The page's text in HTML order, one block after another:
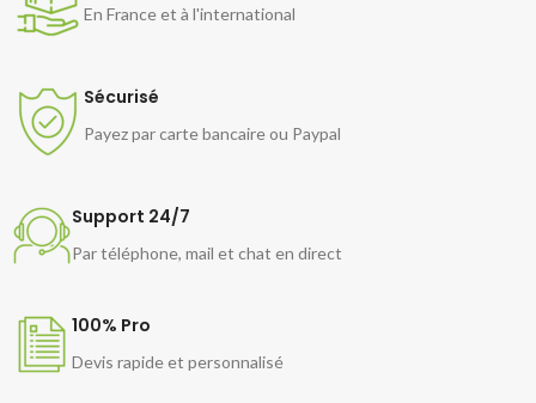
En France et à l'international
Sécurisé
Payez par carte bancaire ou Paypal
Support 24/7
Par téléphone, mail et chat en direct
100% Pro
Devis rapide et personnalisé